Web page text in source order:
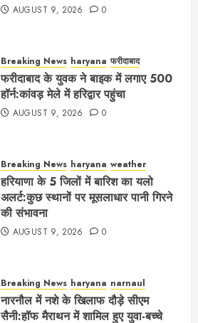
AUGUST 9, 2026 0
Breaking News haryana फरीदाबाद
फरीदाबाद के युवक ने बाइक में लगाए 500
हॉर्न:कांवड़ मेले में हरिद्वार पहुंचा
AUGUST 9, 2026 0
Breaking News haryana weather
हरियाणा के 5 जिलों में बारिश का यलो
अलर्ट:कुछ स्थानों पर मूसलाधार पानी गिरने
की संभावना
AUGUST 9, 2026 0
Breaking News haryana narnaul
नारनौल में नशे के खिलाफ दौड़े सीएम
सैनी:हॉफ मैराथन में शामिल हुए युवा-बच्चे